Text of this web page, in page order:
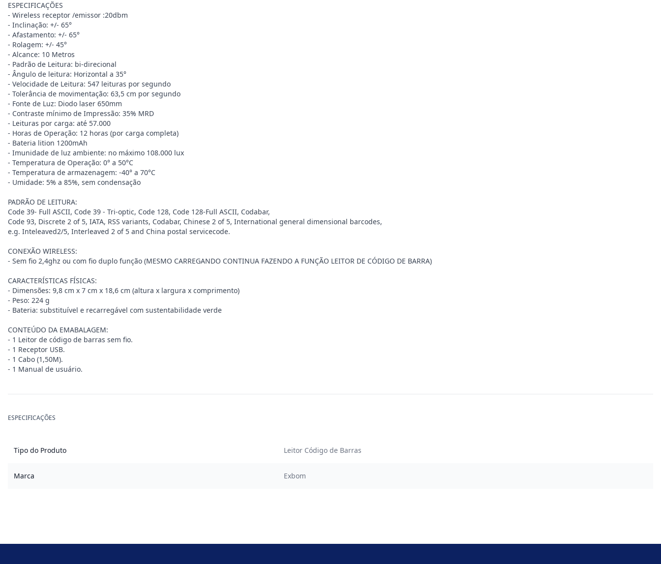
ESPECIFICAÇÕES
- Wireless receptor /emissor :20dbm
- Inclinação: +/- 65°
- Afastamento: +/- 65°
- Rolagem: +/- 45°
- Alcance: 10 Metros
- Padrão de Leitura: bi-direcional
- Ângulo de leitura: Horizontal a 35°
- Velocidade de Leitura: 547 leituras por segundo
- Tolerância de movimentação: 63,5 cm por segundo
- Fonte de Luz: Diodo laser 650mm
- Contraste mínimo de Impressão: 35% MRD
- Leituras por carga: até 57.000
- Horas de Operação: 12 horas (por carga completa)
- Bateria lition 1200mAh
- Imunidade de luz ambiente: no máximo 108.000 lux
- Temperatura de Operação: 0° a 50°C
- Temperatura de armazenagem: -40° a 70°C
- Umidade: 5% a 85%, sem condensação
PADRÃO DE LEITURA:
Code 39- Full ASCII, Code 39 - Tri-optic, Code 128, Code 128-Full ASCII, Codabar,
Code 93, Discrete 2 of 5, IATA, RSS variants, Codabar, Chinese 2 of 5, International general dimensional barcodes,
e.g. Inteleaved2/5, Interleaved 2 of 5 and China postal servicecode.
CONEXÃO WIRELESS:
- Sem fio 2,4ghz ou com fio duplo função (MESMO CARREGANDO CONTINUA FAZENDO A FUNÇÃO LEITOR DE CÓDIGO DE BARRA)
CARACTERÍSTICAS FÍSICAS:
- Dimensões: 9,8 cm x 7 cm x 18,6 cm (altura x largura x comprimento)
- Peso: 224 g
- Bateria: substituível e recarregável com sustentabilidade verde
CONTEÚDO DA EMABALAGEM:
- 1 Leitor de código de barras sem fio.
- 1 Receptor USB.
- 1 Cabo (1,50M).
- 1 Manual de usuário.
ESPECIFICAÇÕES
Tipo do Produto Leitor Código de Barras
Marca Exbom